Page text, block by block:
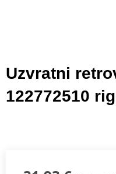
Uzvratni
122772510